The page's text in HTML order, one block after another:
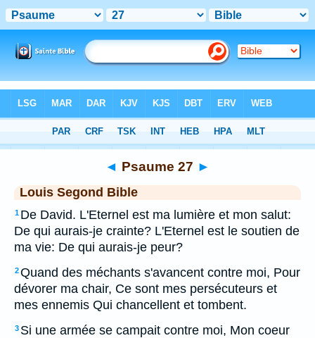
> Psaume 27
◄ Psaume 27 ►
Louis Segond Bible
1 De David. L'Eternel est ma lumière et mon salut:
De qui aurais-je crainte? L'Eternel est le soutien de
ma vie: De qui aurais-je peur?
2Quand des méchants s'avancent contre moi, Pour
dévorer ma chair, Ce sont mes persécuteurs et
mes ennemis Qui chancellent et tombent.
3 Si une armée se campait contre moi, Mon coeur